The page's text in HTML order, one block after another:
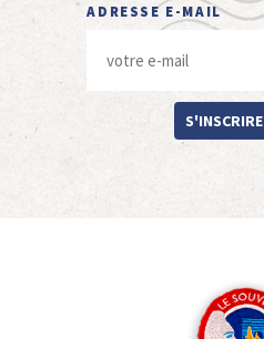
ADRESSE E-MAIL
S'INSCRIRE